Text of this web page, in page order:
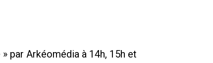
par Arkéomédia à 14h, 15h et